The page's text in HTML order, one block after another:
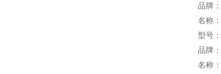
品牌
名称
型号
品牌
名称